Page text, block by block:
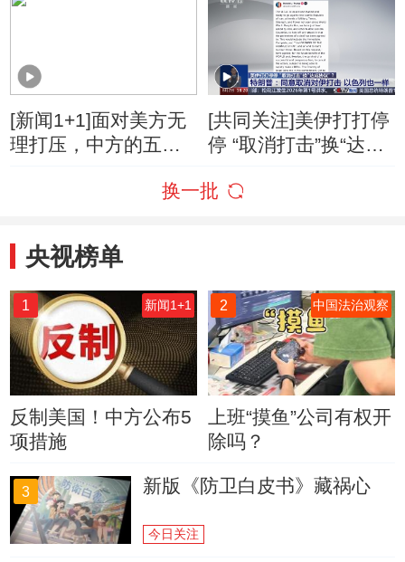
[新闻1+1]面对美方无
理打压，中方的五项
[共同关注]美伊打打停
停 “取消打击”换“达成
取消对伊打击 以色列
换一批
央视榜单
1 新闻1+1
反制美国！中方公布5
项措施
2 中国法治观察
上班“摸鱼”公司有权开
除吗？
3 新版《防卫白皮书》藏祸心
今日关注